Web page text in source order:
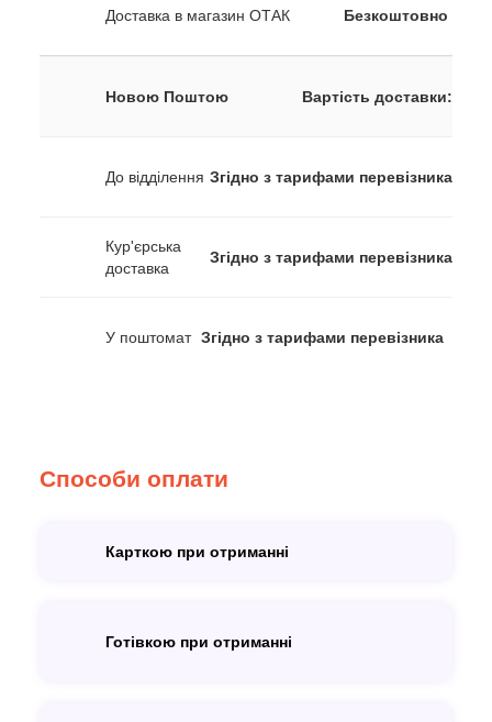
Доставка в магазин ОТАК Безкоштовно
Новою Поштою Вартість доставки:
До відділення Згідно з тарифами перевізника
Кур'єрська
доставка
Згідно з тарифами перевізника
У поштомат Згідно з тарифами перевізника
Способи оплати
Карткою при отриманні
Готівкою при отриманні